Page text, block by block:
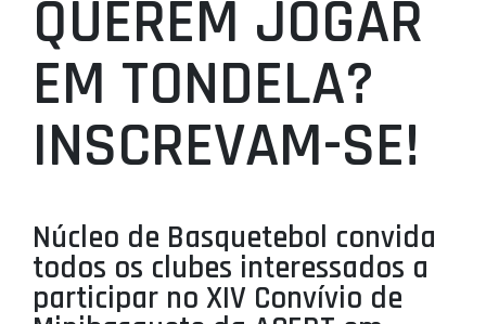
ÚLTIMAS
COMPETIÇÕES
ASSOCIAÇÕES
CLUBES
AGENTES
SELEÇÕES
MINIBASQUETE
QUEREM JOGAR
EM TONDELA?
INSCREVAM-SE!
Núcleo de Basquetebol convida
todos os clubes interessados a
participar no XIV Convívio de